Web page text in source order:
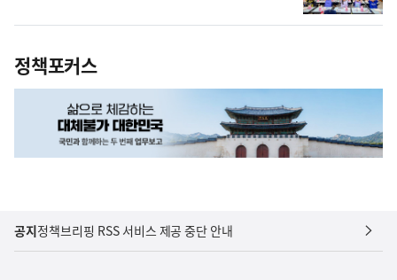
정책포커스
공지정책브리핑 RSS 서비스 제공 중단 안내